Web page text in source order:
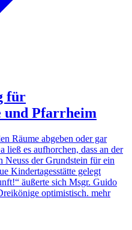
für
und Pfarrheim
Räume abgeben oder gar
ließ es aufhorchen, dass an der
der Grundstein für ein
Kindertagesstätte gelegt
äußerte sich Msgr. Guido
optimistisch. mehr